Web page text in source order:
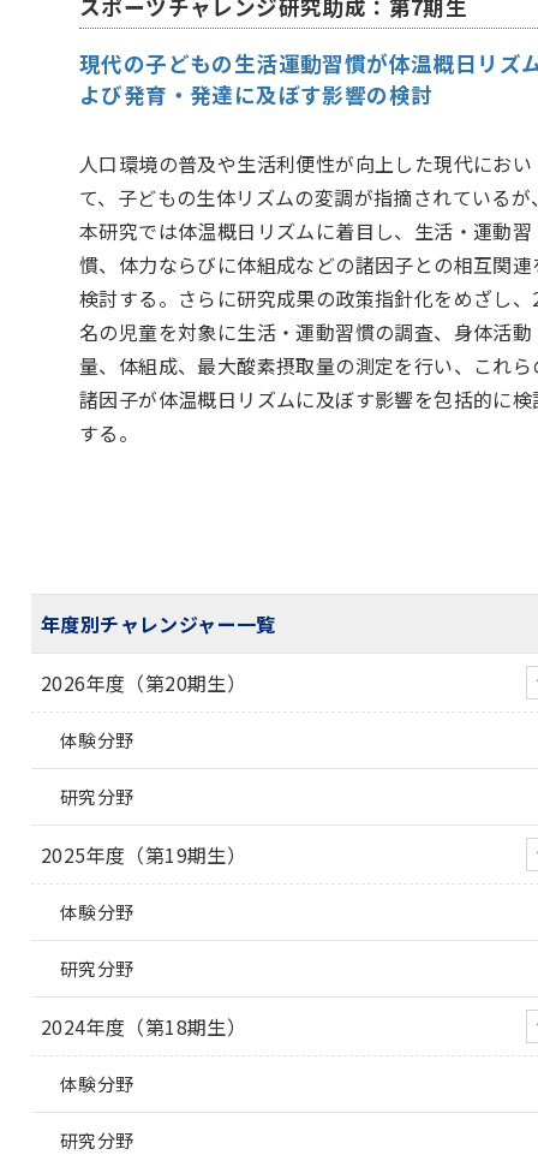
スポーツチャレンジ研究助成：第7期生
現代の子どもの生活運動習慣が体温概日リズ
よび発育・発達に及ぼす影響の検討
人口環境の普及や生活利便性が向上した現代におい
て、子どもの生体リズムの変調が指摘されているが
本研究では体温概日リズムに着目し、生活・運動習
慣、体力ならびに体組成などの諸因子との相互関連
検討する。さらに研究成果の政策指針化をめざし
名の児童を対象に生活・運動習慣の調査、身体活動
量、体組成、最大酸素摂取量の測定を行い、これら
諸因子が体温概日リズムに及ぼす影響を包括的に検
する。
年度別チャレンジャー一覧
2026年度（第20期生）
体験分野
研究分野
2025年度（第19期生）
体験分野
研究分野
2024年度（第18期生）
体験分野
研究分野